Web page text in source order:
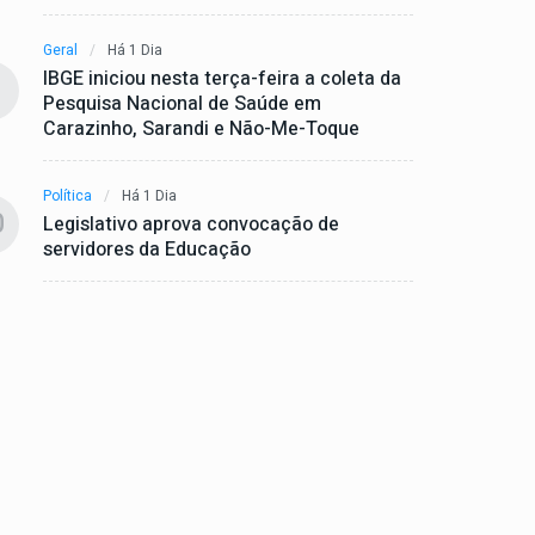
Geral Há 1 Dia
IBGE iniciou nesta terça-feira a coleta da
Pesquisa Nacional de Saúde em
Carazinho, Sarandi e Não-Me-Toque
Política Há 1 Dia
Legislativo aprova convocação de
servidores da Educação